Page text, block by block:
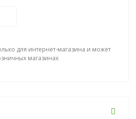
для интернет-магазина и может
магазинах